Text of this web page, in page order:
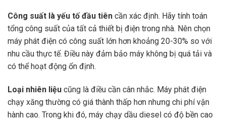
Công suất là yếu tố đầu tiên cần xác định. Hãy tính toán
tổng công suất của tất cả thiết bị điện trong nhà. Nên chọn
máy phát điện có công suất lớn hơn khoảng 20-30% so với
nhu cầu thực tế. Điều này đảm bảo máy không bị quá tải và
có thể hoạt động ổn định.
Loại nhiên liệu cũng là điều cần cân nhắc. Máy phát điện
chạy xăng thường có giá thành thấp hơn nhưng chi phí vận
hành cao. Trong khi đó, máy chạy dầu diesel có độ bền cao